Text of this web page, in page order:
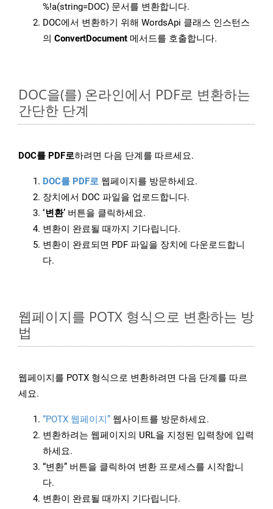
%!a(string=DOC) 문서를 변환합니다.
DOC에서 변환하기 위해 WordsApi 클래스 인스턴스
의 ConvertDocument 메서드를 호출합니다.
DOC을(를) 온라인에서 PDF로 변환하는
간단한 단계
DOC를 PDF로하려면 다음 단계를 따르세요.
DOC를 PDF로 웹페이지를 방문하세요.
장치에서 DOC 파일을 업로드합니다.
‘변환’ 버튼을 클릭하세요.
변환이 완료될 때까지 기다립니다.
변환이 완료되면 PDF 파일을 장치에 다운로드합니
다.
웹페이지를 POTX 형식으로 변환하는 방
법
웹페이지를 POTX 형식으로 변환하려면 다음 단계를 따르
세요.
“POTX 웹페이지” 웹사이트를 방문하세요.
변환하려는 웹페이지의 URL을 지정된 입력창에 입력
하세요.
“변환” 버튼을 클릭하여 변환 프로세스를 시작합니
다.
변환이 완료될 때까지 기다립니다.